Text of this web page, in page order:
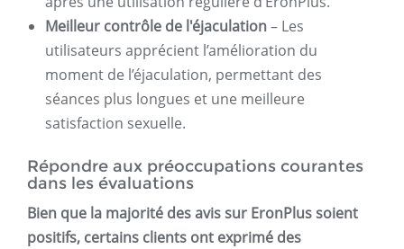
Meilleur contrôle de l'éjaculation– Les
utilisateurs apprécient l’amélioration du
moment de l’éjaculation, permettant des
séances plus longues et une meilleure
satisfaction sexuelle.
Répondre aux préoccupations courantes
dans les évaluations
Bien que la majorité des avis sur EronPlus soient
positifs, certains clients ont exprimé des